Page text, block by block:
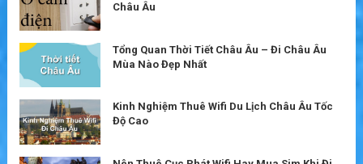
Châu Âu
Tổng Quan Thời Tiết Châu Âu – Đi Châu Âu
Mùa Nào Đẹp Nhất
Kinh Nghiệm Thuê Wifi Du Lịch Châu Âu Tốc
Độ Cao